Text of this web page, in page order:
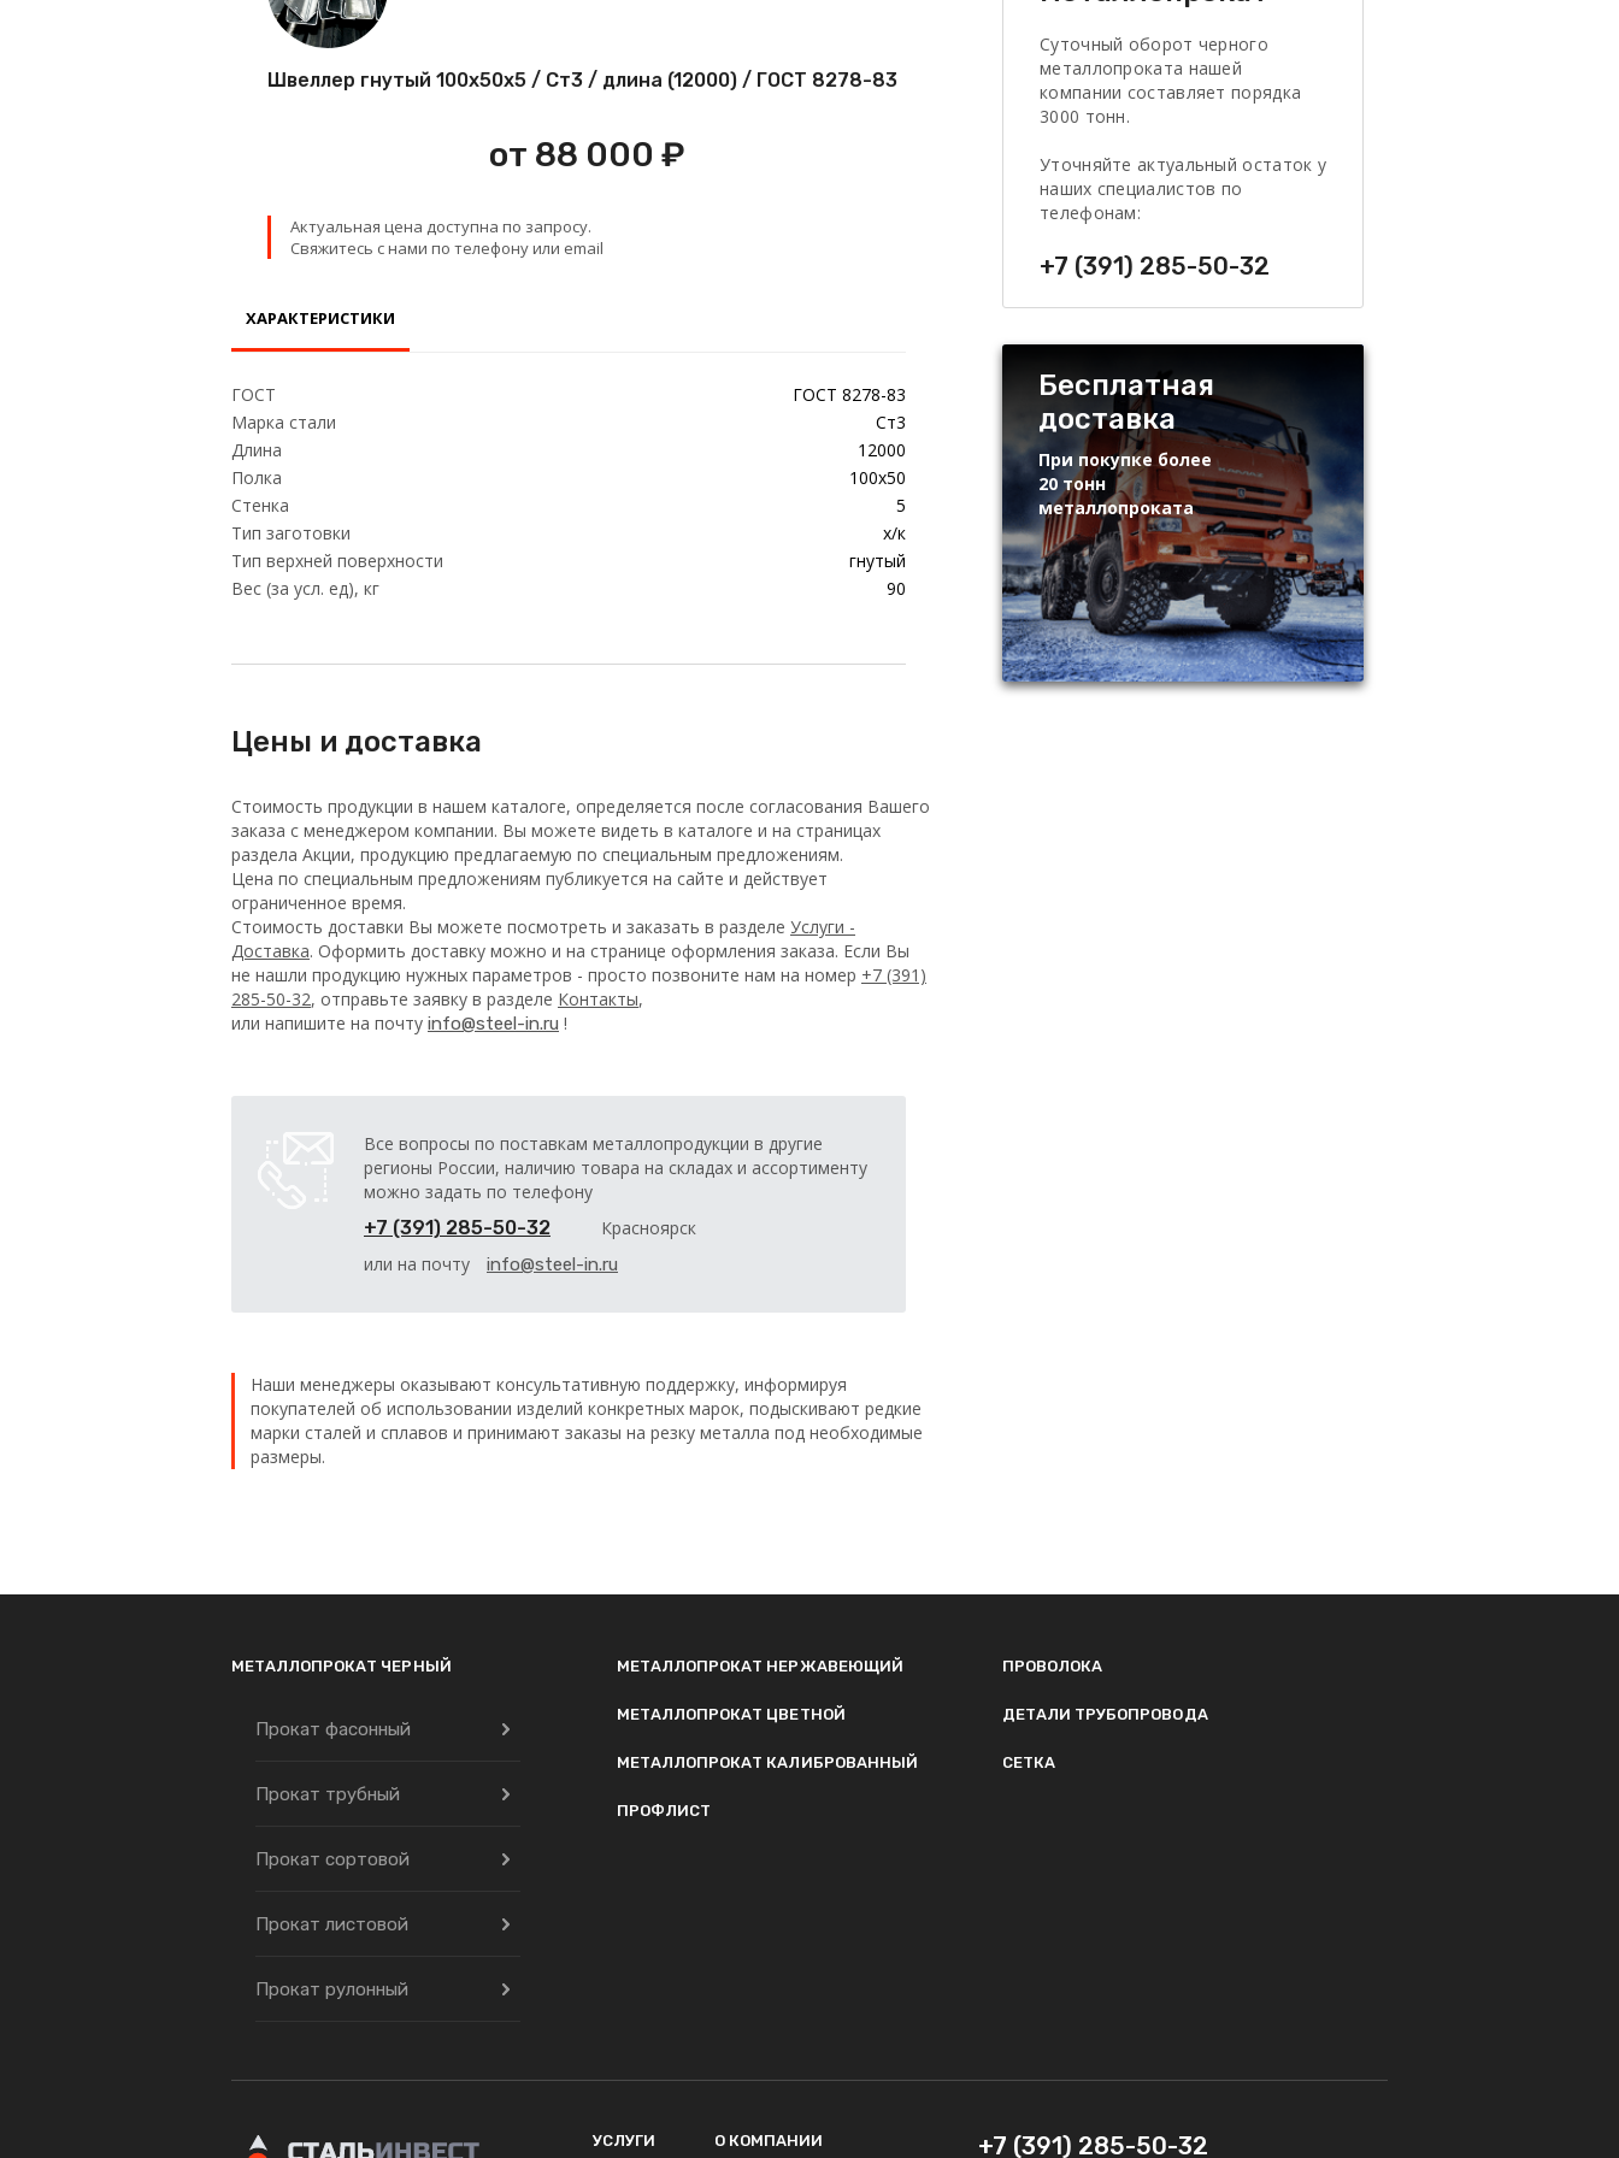
Проволока
Швеллер гнутый 100х50х5 / Ст3 / длина (12000) / ГОСТ 8278-83
от 88 000 ₽
Актуальная цена доступна по запросу.
Свяжитесь с нами по телефону или email
ХАРАКТЕРИСТИКИ
ГОСТ
ГОСТ 8278-83
Марка стали
Ст3
Длина
12000
Полка
100х50
Стенка
5
Тип заготовки
х/к
Тип верхней поверхности
гнутый
Вес (за усл. ед), кг
90
Цены и доставка
Стоимость продукции в нашем каталоге, определяется после согласования Вашего
заказа с менеджером компании. Вы можете видеть в каталоге и на страницах
раздела Акции, продукцию предлагаемую по специальным предложениям.
Цена по специальным предложениям публикуется на сайте и действует
ограниченное время.
Стоимость доставки Вы можете посмотреть и заказать в разделе Услуги -
Доставка. Оформить доставку можно и на странице оформления заказа. Если Вы
не нашли продукцию нужных параметров - просто позвоните нам на номер +7 (391)
285-50-32, отправьте заявку в разделе Контакты,
или напишите на почту info@steel-in.ru !
Все вопросы по поставкам металлопродукции в другие
регионы России, наличию товара на складах и ассортименту
можно задать по телефону
+7 (391) 285-50-32
Красноярск
или на почту
info@steel-in.ru
Наши менеджеры оказывают консультативную поддержку, информируя
покупателей об использовании изделий конкретных марок, подыскивают редкие
марки сталей и сплавов и принимают заказы на резку металла под необходимые
размеры.
Суточный оборот черного
металлопроката нашей
компании составляет порядка
3000 тонн.
Уточняйте актуальный остаток у
наших специалистов по
телефонам:
+7 (391) 285-50-32
Бесплатная
доставка
При покупке более
20 тонн
металлопроката
МЕТАЛЛОПРОКАТ ЧЕРНЫЙ
Прокат фасонный
Прокат трубный
Прокат сортовой
Прокат листовой
Прокат рулонный
МЕТАЛЛОПРОКАТ НЕРЖАВЕЮЩИЙ
МЕТАЛЛОПРОКАТ ЦВЕТНОЙ
МЕТАЛЛОПРОКАТ КАЛИБРОВАННЫЙ
ПРОФЛИСТ
ПРОВОЛОКА
ДЕТАЛИ ТРУБОПРОВОДА
СЕТКА
УСЛУГИ О КОМПАНИИ +7 (391) 285-50-32